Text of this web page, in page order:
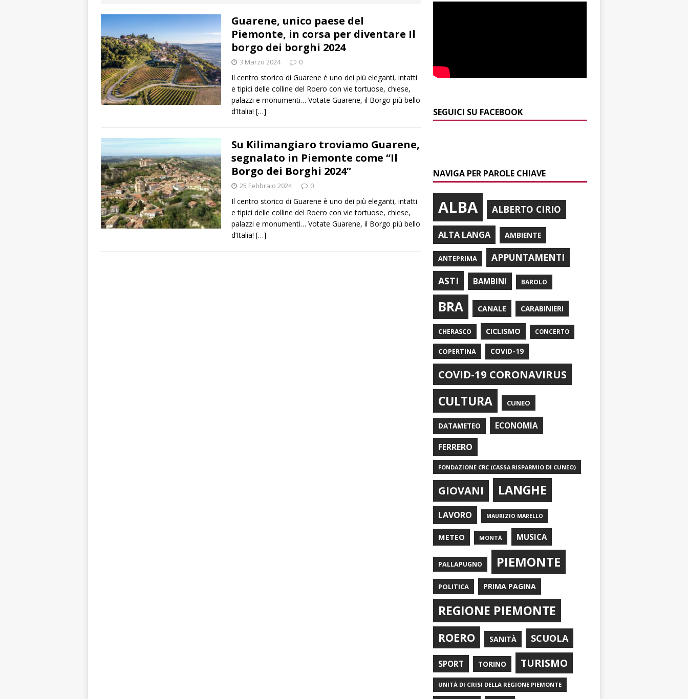
[ 6 Agosto 2026 ]
Piemonte punta sull’automotive con le Aree di Accelerazione
ALTRE NOTIZIE
[ 6 Agosto 2026 ]
«Nessun conflitto d’interessi»
ALBA
[ 6 Agosto 2026 ]
ITINERARI / In gita a Infini.To, il sorprendente museo e
planetario sulla collina di Pino torinese
dell’Alba 7
ALBA
[ 6 Agosto 2026 ]
Palio di Asti, Andrea Calamassi confermato mossiere per
l’edizione 2026
ALTRE NOTIZIE
Guarene, unico paese del
Piemonte, in corsa per diventare Il
borgo dei borghi 2024
3 Marzo 2024 0
Il centro storico di Guarene è uno dei più eleganti, intatti
e tipici delle colline del Roero con vie tortuose, chiese,
palazzi e monumenti… Votate Guarene, il Borgo più bello
d’Italia! […]
Su Kilimangiaro troviamo Guarene,
segnalato in Piemonte come “Il
Borgo dei Borghi 2024”
25 Febbraio 2024 0
Il centro storico di Guarene è uno dei più eleganti, intatti
e tipici delle colline del Roero con vie tortuose, chiese,
palazzi e monumenti… Votate Guarene, il Borgo più bello
d’Italia! […]
SEGUICI SU FACEBOOK
NAVIGA PER PAROLE CHIAVE
ALBA ALBERTO CIRIO
ALTA LANGA AMBIENTE
ANTEPRIMA
APPUNTAMENTI
ASTI
BAMBINI BAROLO
BRA CANALE CARABINIERI
CHERASCO CICLISMO CONCERTO
COPERTINA COVID-19
COVID-19 CORONAVIRUS
CULTURA CUNEO
DATAMETEO ECONOMIA
FERRERO
FONDAZIONE CRC (CASSA RISPARMIO DI CUNEO)
GIOVANI LANGHE
LAVORO MAURIZIO MARELLO
METEO MONTÀ MUSICA
PALLAPUGNO PIEMONTE
POLITICA PRIMA PAGINA
REGIONE PIEMONTE
ROERO SANITÀ SCUOLA
SPORT TORINO TURISMO
UNITÀ DI CRISI DELLA REGIONE PIEMONTE